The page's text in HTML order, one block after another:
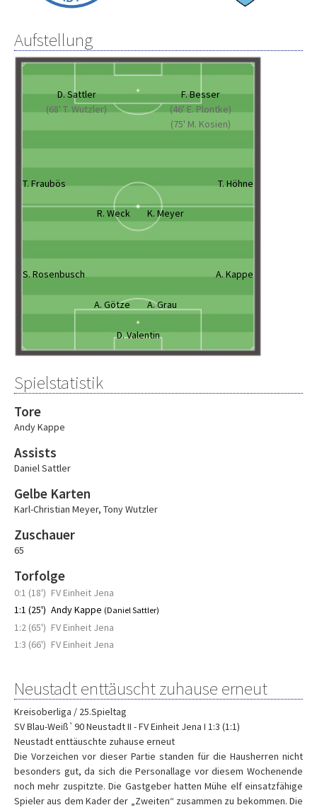
Aufstellung
D. Sattler
(68' T. Wutzler)
F. Besser
(46' E. Plontke)
(75' M. Kosien)
T. Fraubös T. Höhne
R. Weck K. Meyer
S. Rosenbusch A. Kappe
A. Götze A. Grau
D. Valentin
Spielstatistik
Tore
Andy Kappe
Assists
Daniel Sattler
Gelbe Karten
Karl-Christian Meyer, Tony Wutzler
Zuschauer
65
Torfolge
0:1 (18') FV Einheit Jena
1:1 (25') Andy Kappe (Daniel Sattler)
1:2 (65') FV Einheit Jena
1:3 (66') FV Einheit Jena
Neustadt enttäuscht zuhause erneut
Kreisoberliga / 25.Spieltag
SV Blau-Weiß`90 Neustadt II - FV Einheit Jena I 1:3 (1:1)
Neustadt enttäuschte zuhause erneut
Die Vorzeichen vor dieser Partie standen für die Hausherren nicht
besonders gut, da sich die Personallage vor diesem Wochenende
noch mehr zuspitzte. Die Gastgeber hatten Mühe elf einsatzfähige
Spieler aus dem Kader der „Zweiten“ zusammen zu bekommen. Die